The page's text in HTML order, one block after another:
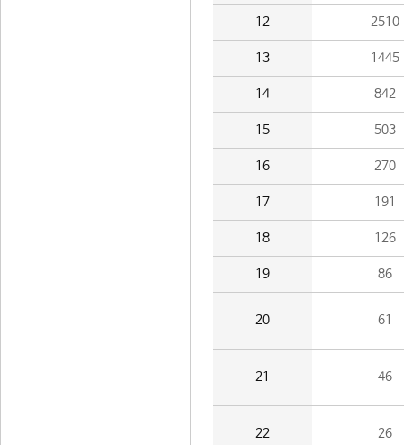
12 2510
13 1445
14 842
15 503
16 270
17 191
18 126
19 86
20 61
21 46
22 26